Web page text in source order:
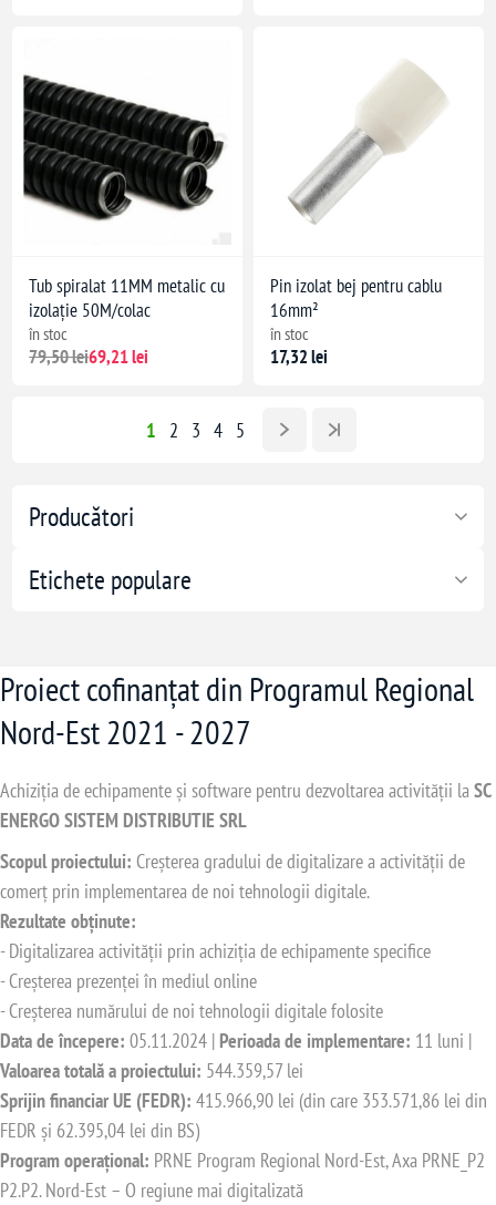
Producători
Etichete populare
Tub spiralat 11MM metalic cu
izolație 50M/colac
în stoc
79,50 lei69,21 lei
Pin izolat bej pentru cablu
16mm²
în stoc
17,32 lei
1 2 3 4 5
Proiect cofinanțat din Programul Regional
Nord-Est 2021 - 2027
Achiziția de echipamente și software pentru dezvoltarea activității laSC
ENERGO SISTEM DISTRIBUTIE SRL
Scopul proiectului: Creșterea gradului de digitalizare a activității de
comerț prin implementarea de noi tehnologii digitale.
Rezultate obținute:
- Digitalizarea activității prin achiziția de echipamente specifice
- Creșterea prezenței în mediul online
- Creșterea numărului de noi tehnologii digitale folosite
Data de începere: 05.11.2024 | Perioada de implementare: 11 luni |
Valoarea totală a proiectului: 544.359,57 lei
Sprijin financiar UE (FEDR): 415.966,90 lei (din care 353.571,86 lei din
FEDR și 62.395,04 lei din BS)
Program operațional: PRNE Program Regional Nord-Est, Axa PRNE_P2
P2.P2. Nord-Est – O regiune mai digitalizată